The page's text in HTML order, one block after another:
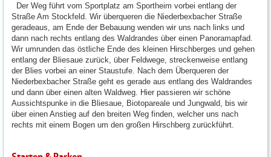
Der Weg führt vom Sportplatz am Sportheim vorbei entlang der
Straße Am Stockfeld. Wir überqueren die Niederbexbacher Straße
geradeaus, am Ende der Bebauung wenden wir uns nach links und
dann nach rechts entlang des Waldrandes über einen Panoramapfad.
Wir umrunden das östliche Ende des kleinen Hirschberges und gehen
entlang der Bliesaue zurück, über Feldwege, streckenweise entlang
der Blies vorbei an einer Staustufe. Nach dem Überqueren der
Niederbexbacher Straße geht es gerade aus entlang des Waldrandes
und dann über einen alten Waldweg. Hier passieren wir schöne
Aussichtspunke in die Bliesaue, Biotopareale und Jungwald, bis wir
über einen Anstieg auf den breiten Weg finden, welcher uns nach
rechts mit einem Bogen um den großen Hirschberg zurückführt.